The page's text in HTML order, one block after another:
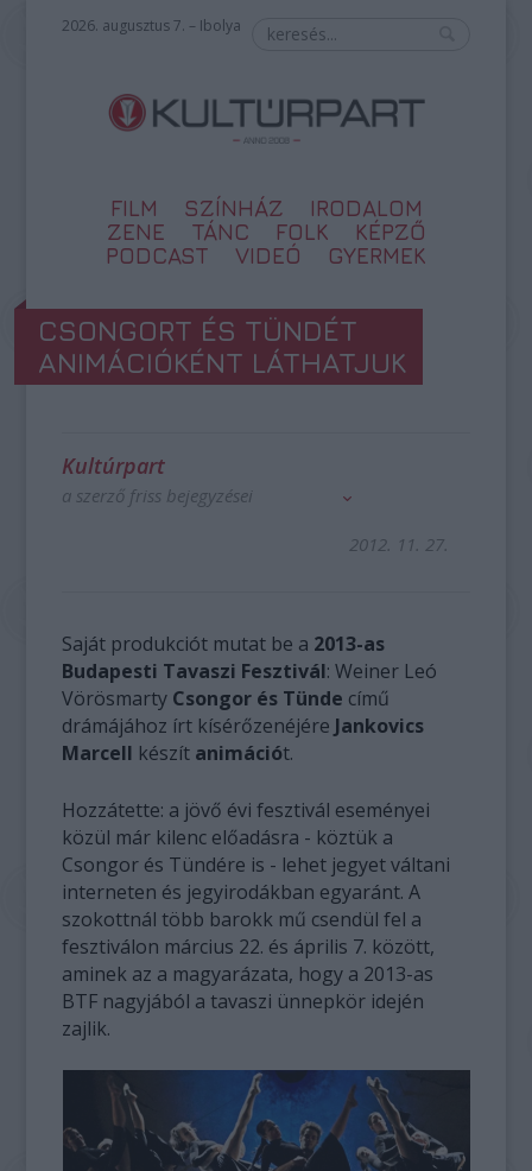
2026. augusztus 7. – Ibolya
FILM SZÍNHÁZ
IRODALOM
ZENE
TÁNC FOLK
KÉPZŐ
PODCAST
VIDEÓ GYERMEK
CSONGORT ÉS TÜNDÉT
ANIMÁCIÓKÉNT LÁTHATJUK
Kultúrpart
a szerző friss bejegyzései
2012. 11. 27.
Saját produkciót mutat be a 2013-as
Budapesti Tavaszi Fesztivál: Weiner Leó
Vörösmarty Csongor és Tünde című
drámájához írt kísérőzenéjére Jankovics
Marcell készít animációt.
Hozzátette: a jövő évi fesztivál eseményei
közül már kilenc előadásra - köztük a
Csongor és Tündére is - lehet jegyet váltani
interneten és jegyirodákban egyaránt. A
szokottnál több barokk mű csendül fel a
fesztiválon március 22. és április 7. között,
aminek az a magyarázata, hogy a 2013-as
BTF nagyjából a tavaszi ünnepkör idején
zajlik.